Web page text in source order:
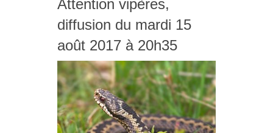
Attention vipères,
diffusion du mardi 15
août 2017 à 20h35